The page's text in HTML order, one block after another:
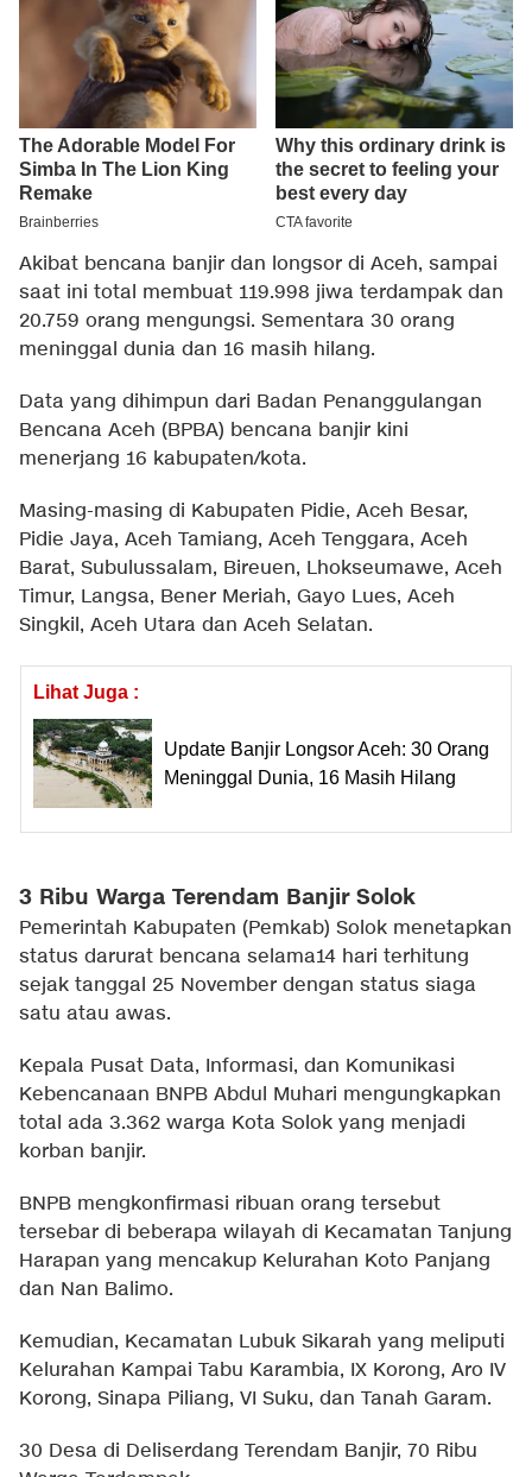
Akibat bencana banjir dan longsor di Aceh, sampai
saat ini total membuat 119.998 jiwa terdampak dan
20.759 orang mengungsi. Sementara 30 orang
meninggal dunia dan 16 masih hilang.
Data yang dihimpun dari Badan Penanggulangan
Bencana Aceh (BPBA) bencana banjir kini
menerjang 16 kabupaten/kota.
Masing-masing di Kabupaten Pidie, Aceh Besar,
Pidie Jaya, Aceh Tamiang, Aceh Tenggara, Aceh
Barat, Subulussalam, Bireuen, Lhokseumawe, Aceh
Timur, Langsa, Bener Meriah, Gayo Lues, Aceh
Singkil, Aceh Utara dan Aceh Selatan.
Lihat Juga :
Update Banjir Longsor Aceh: 30 Orang
Meninggal Dunia, 16 Masih Hilang
3 Ribu Warga Terendam Banjir Solok
Pemerintah Kabupaten (Pemkab) Solok menetapkan
status darurat bencana selama14 hari terhitung
sejak tanggal 25 November dengan status siaga
satu atau awas.
Kepala Pusat Data, Informasi, dan Komunikasi
Kebencanaan BNPB Abdul Muhari mengungkapkan
total ada 3.362 warga Kota Solok yang menjadi
korban banjir.
BNPB mengkonfirmasi ribuan orang tersebut
tersebar di beberapa wilayah di Kecamatan Tanjung
Harapan yang mencakup Kelurahan Koto Panjang
dan Nan Balimo.
Kemudian, Kecamatan Lubuk Sikarah yang meliputi
Kelurahan Kampai Tabu Karambia, IX Korong, Aro IV
Korong, Sinapa Piliang, VI Suku, dan Tanah Garam.
30 Desa di Deliserdang Terendam Banjir, 70 Ribu